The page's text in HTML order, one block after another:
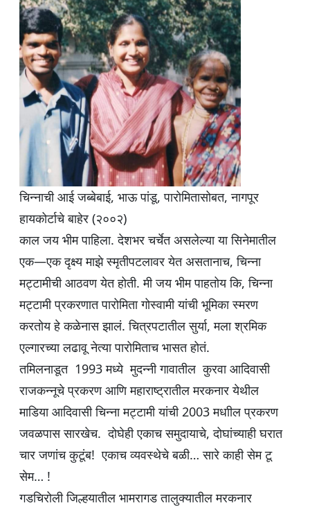
s
A
p
p
e
b
o
o
k
er g
ra
m
e
चिन्नाची आई जब्बेबाई, भाऊ पांडू, पारोमितासोबत, नागपूर
हायकोर्टाचे बाहेर (२००२)
काल जय भीम पाहिला. देशभर चर्चेत असलेल्या या सिनेमातील
एक—एक दृक्ष्य माझे स्मृतीपटलावर येत असतानाच, चिन्ना
मट्टामीची आठवण येत होती. मी जय भीम पाहतोय कि, चिन्ना
मट्टामी प्रकरणात पारोमिता गोस्वामी यांची भूमिका स्मरण
करतोय हे कळेनास झालं. चित्रपटातील सुर्या, मला श्रमिक
एल्गारच्या लढावू नेत्या पारोमिताच भासत होतं.
तमिलनाडूत 1993 मध्ये मुदन्नी गावातील कुरवा आदिवासी
राजकन्नूचे प्रकरण आणि महाराष्ट्रातील मरकनार येथील
माडिया आदिवासी चिन्ना मट्टामी यांची 2003 मधाील प्रकरण
जवळपास सारखेच. दोघेही एकाच समुदायाचे, दोघांच्याही घरात
चार जणांच कुटूंब! एकाच व्यवस्थेचे बळी… सारे काही सेम टू
सेम… !
गडचिरोली जिल्हयातील भामरागड तालुक्यातील मरकनार